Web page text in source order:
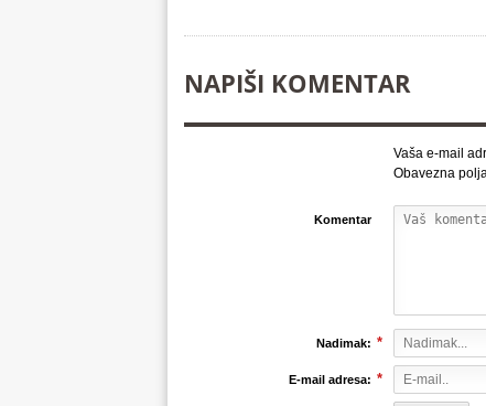
NAPIŠI KOMENTAR
Vaša e-mail
Obavezna
Komentar
Nadimak: *
E-mail adresa: *